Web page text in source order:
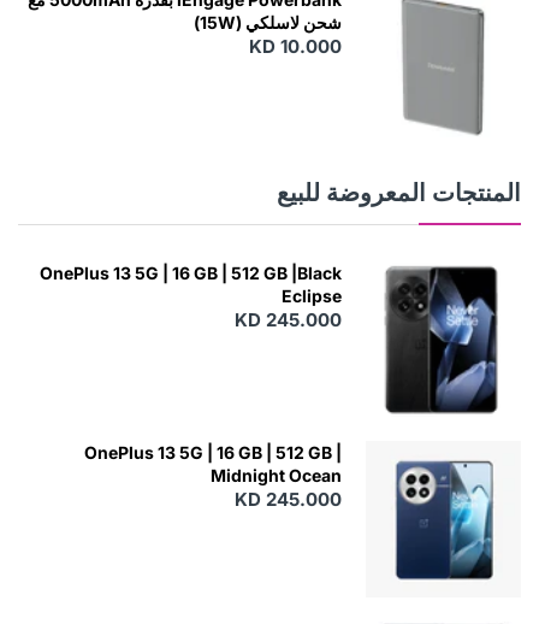
شحن لاسلكي (15W)
KD 10.000
المنتجات المعروضة للبيع
OnePlus 13 5G | 16 GB | 512 GB |Black
Eclipse
KD 245.000
OnePlus 13 5G | 16 GB | 512 GB |
Midnight Ocean
KD 245.000